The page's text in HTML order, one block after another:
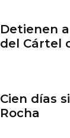
Detienen
del Cártel
Cien días
Rocha